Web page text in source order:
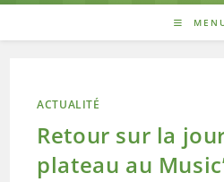
ACTUALITÉ
Retour sur la
plateau au